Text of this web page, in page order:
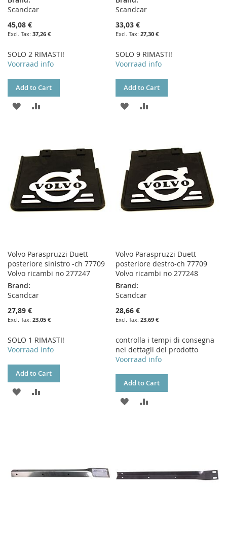
Scandcar
45,08 €
37,26 €
SOLO 2 RIMASTI!
Voorraad info
Add to Cart
ADD
LIST
Scandcar
33,03 €
27,30 €
SOLO 9 RIMASTI!
Voorraad info
Add to Cart
ADD
LIST
Volvo Paraspruzzi Duett
posteriore sinistro -ch 77709
Volvo ricambi no 277247
Brand:
Scandcar
27,89 €
23,05 €
SOLO 1 RIMASTI!
Voorraad info
Add to Cart
ADD
Volvo Paraspruzzi Duett
posteriore destro-ch 77709
Volvo ricambi no 277248
Brand:
Scandcar
28,66 €
23,69 €
controlla i tempi di consegna
nei dettagli del prodotto
Voorraad info
Add to Cart
ADD